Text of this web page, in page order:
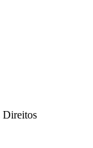
Direitos